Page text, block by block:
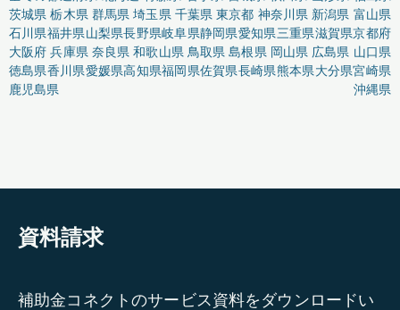
茨城県 栃木県 群馬県 埼玉県 千葉県 東京都 神奈川県 新潟県 富山県
石川県福井県山梨県長野県岐阜県静岡県愛知県三重県滋賀県京都府
大阪府 兵庫県 奈良県 和歌山県 鳥取県 島根県 岡山県 広島県 山口県
徳島県香川県愛媛県高知県福岡県佐賀県長崎県熊本県大分県宮崎県
鹿児島県
沖縄県
資料請求
補助金コネクトのサービス資料をダウンロードい